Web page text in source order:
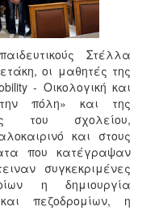
Στέλλα
οι μαθητές της
- Οικολογική και
πόλη» και της
του σχολείου,
και στους
που κατέγραψαν
συγκεκριμένες
η δημιουργία
πεζοδρομίων, η